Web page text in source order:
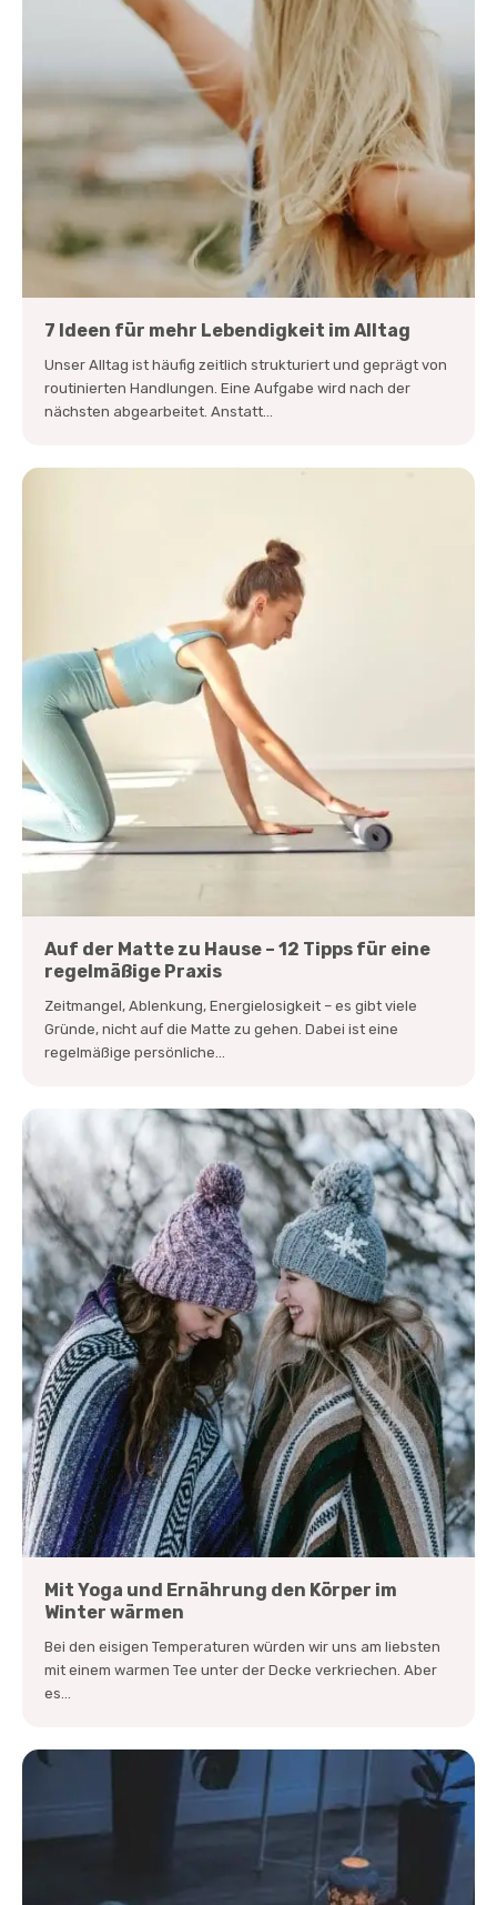
7 Ideen für mehr Lebendigkeit im Alltag
Unser Alltag ist häufig zeitlich strukturiert und geprägt von
routinierten Handlungen. Eine Aufgabe wird nach der
nächsten abgearbeitet. Anstatt...
Auf der Matte zu Hause – 12 Tipps für eine
regelmäßige Praxis
Zeitmangel, Ablenkung, Energielosigkeit – es gibt viele
Gründe, nicht auf die Matte zu gehen. Dabei ist eine
regelmäßige persönliche...
Mit Yoga und Ernährung den Körper im
Winter wärmen
Bei den eisigen Temperaturen würden wir uns am liebsten
mit einem warmen Tee unter der Decke verkriechen. Aber
es...